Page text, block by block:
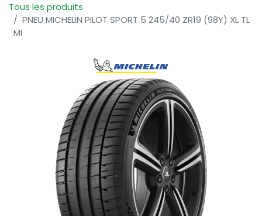
Tous les produits
PNEU MICHELIN PILOT SPORT 5 245/40 ZR19 (98Y) XL TL
MI